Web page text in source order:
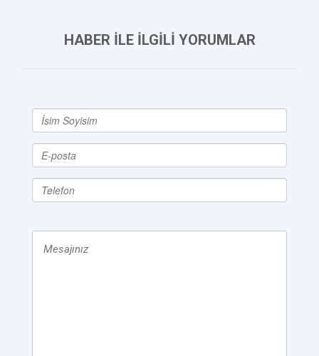
HABER İLE İLGİLİ YORUMLAR